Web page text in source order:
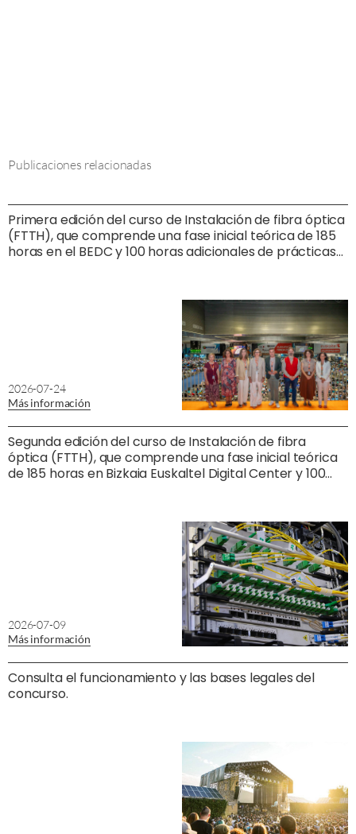
Publicaciones relacionadas
Primera edición del curso de Instalación de fibra óptica
(FTTH), que comprende una fase inicial teórica de 185
horas en el BEDC y 100 horas adicionales de prácticas
2026-07-24
Más información
Segunda edición del curso de Instalación de fibra
óptica (FTTH), que comprende una fase inicial teórica
de 185 horas en Bizkaia Euskaltel Digital Center y 100
2026-07-09
Más información
Consulta el funcionamiento y las bases legales del
concurso.